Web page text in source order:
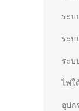
ระบ
ระบ
ระบ
ไฟใ
อุปก